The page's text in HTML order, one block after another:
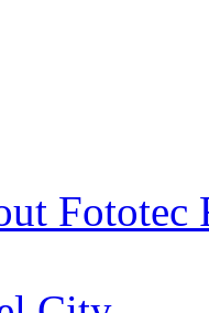
Fototec